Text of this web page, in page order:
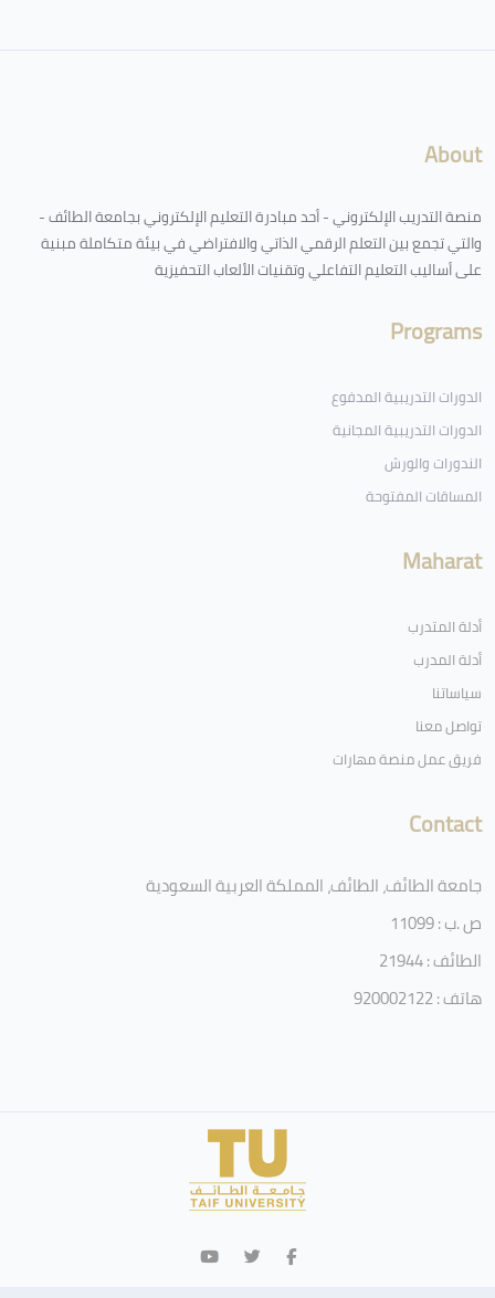
About
منصة التدريب الإلكتروني - أحد مبادرة التعليم الإلكتروني بجامعة الطائف -
والتي تجمع بين التعلم الرقمي الذاتي والافتراضي في بيئة متكاملة مبنية
على أساليب التعليم التفاعلي وتقنيات الألعاب التحفيزية
Programs
الدورات التدريبية المدفوع
الدورات التدريبية المجانية
الندورات والورش
المساقات المفتوحة
Maharat
أدلة المتدرب
أدلة المدرب
سياساتنا
تواصل معنا
فريق عمل منصة مهارات
Contact
جامعة الطائف، الطائف، المملكة العربية السعودية
ص .ب : 11099
الطائف : 21944
هاتف : 920002122